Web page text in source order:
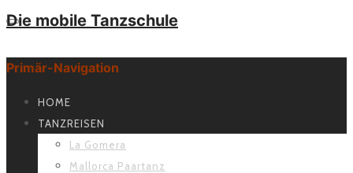
Die mobile Tanzschule
Primär-Navigation
HOME
TANZREISEN
La Gomera
Mallorca Paartanz